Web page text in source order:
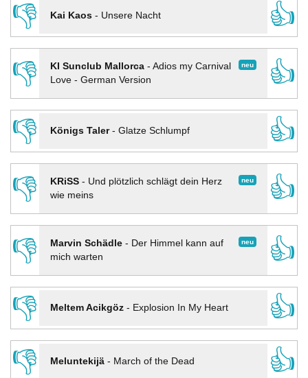
👎
Kai Kaos- Unsere Nacht
👍
👎
neu
KI Sunclub Mallorca- Adios my Carnival
Love - German Version
👍
👎
Königs Taler- Glatze Schlumpf
👍
👎
neu
KRiSS- Und plötzlich schlägt dein Herz
wie meins
👍
👎 neu
Marvin Schädle- Der Himmel kann auf
mich warten
👍
👎
Meltem Acikgöz- Explosion In My Heart
👍
👎
Meluntekijä- March of the Dead
👍